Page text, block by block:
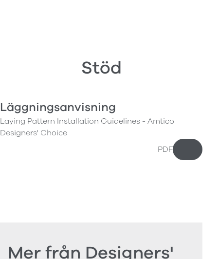
Stöd
Läggningsanvisning
Laying Pattern Installation Guidelines - Amtico
Designers' Choice
PDF
Ladda
Mer från Designers'